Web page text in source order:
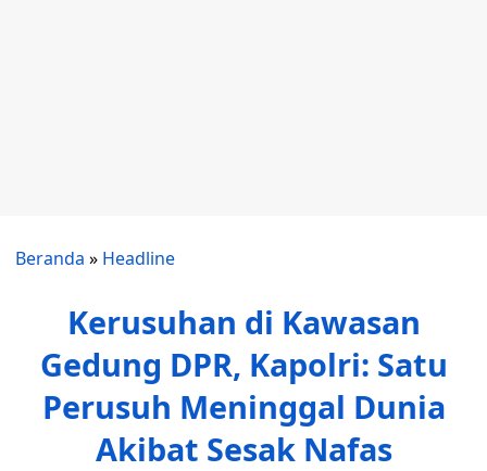
Beranda » Headline
Kerusuhan di Kawasan
Gedung DPR, Kapolri: Satu
Perusuh Meninggal Dunia
Akibat Sesak Nafas